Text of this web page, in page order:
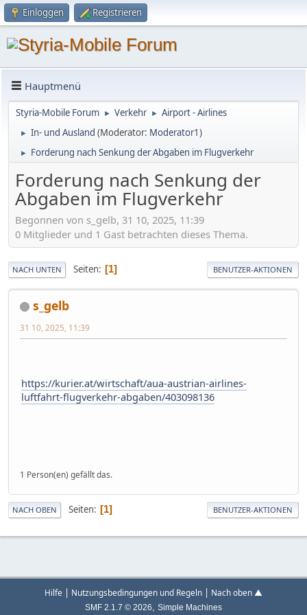
Einloggen Registrieren
Hauptmenü
Styria-Mobile Forum ► Verkehr ► Airport - Airlines
► In- und Ausland (Moderator: Moderator1)
► Forderung nach Senkung der Abgaben im Flugverkehr
Forderung nach Senkung der
Abgaben im Flugverkehr
Begonnen von s_gelb, 31 10, 2025, 11:39
0 Mitglieder und 1 Gast betrachten dieses Thema.
NACH UNTEN Seiten 1 BENUTZER-AKTIONEN
s_gelb
31 10, 2025, 11:39
https://kurier.at/wirtschaft/aua-austrian-airlines-
luftfahrt-flugverkehr-abgaben/403098136
1 Person(en) gefällt das.
NACH OBEN Seiten 1 BENUTZER-AKTIONEN
Hilfe Nutzungsbedingungen und Regeln Nach oben ▲
SMF 2.1.7 © 2026, Simple Machines